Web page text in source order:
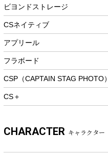
ツール&アクセサリー
トレッキング
トレッキングステッキ
トレッキングアクセサリー
プレイグッズ
ウェルネス
フィットネス
ビヨンドストレージ
CSネイティブ
アプリール
フラボード
CSP（CAPTAIN STAG PHOTO）
CS＋
CHARACTER キャラクター